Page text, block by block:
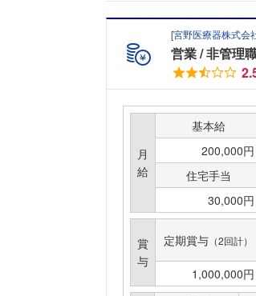
[宮野医療器株式会
営業 非管理
月
給
基本給
200,000円
住宅手当
30,000円
賞
与
定期賞与 （2回計）
1,000,000円